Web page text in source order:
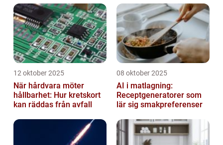
12 oktober 2025
När hårdvara möter
hållbarhet: Hur kretskort
kan räddas från avfall
08 oktober 2025
AI i matlagning:
Receptgeneratorer som
lär sig smakpreferenser